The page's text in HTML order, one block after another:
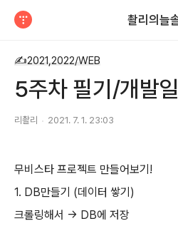
촬리의늘
✍2021,2022/WEB
5주차 필기/개발
리촬리 2021. 7. 1. 23:03
무비스타 프로젝트 만들어보기!
1. DB만들기 (데이터 쌓기)
크롤링해서 -> DB에 저장